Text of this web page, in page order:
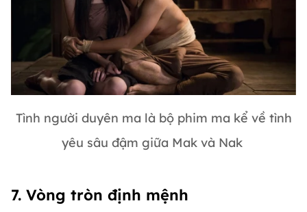
Tình người duyên ma là bộ phim ma kể về tình
yêu sâu đậm giữa Mak và Nak
7. Vòng tròn định mệnh